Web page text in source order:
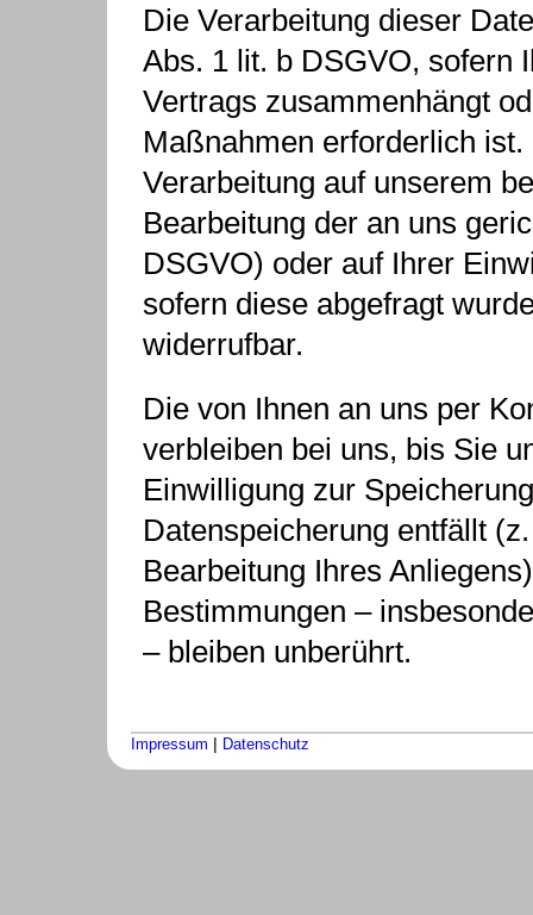
Die Verarbeitung dieser
Abs. 1 lit. b DSGVO, sofern
Vertrags zusammenhängt
Maßnahmen erforderlich
Verarbeitung auf unserem
Bearbeitung der an uns
DSGVO) oder auf Ihrer
sofern diese abgefragt
widerrufbar.
Die von Ihnen an uns per
verbleiben bei uns, bis Sie
Einwilligung zur
Datenspeicherung entfällt
Bearbeitung Ihres
Bestimmungen –
– bleiben unberührt.
Impressum | Datenschutz